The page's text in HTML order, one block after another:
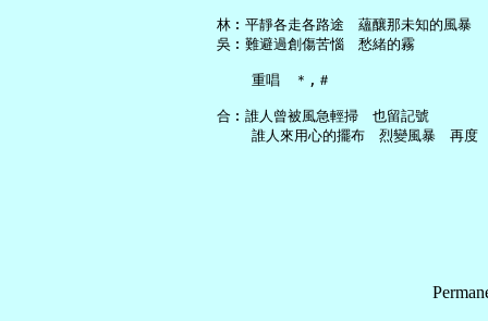
   林︰平靜各走各路途　蘊釀那未知的風暴
   吳︰難避過創傷苦惱　愁緒的霧
       重唱　＊,＃
   合︰誰人曾被風急輕掃　也留記號